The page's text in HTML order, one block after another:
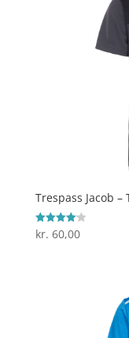
Trespass Jacob –
Vurderet
4.1
kr. 60,00